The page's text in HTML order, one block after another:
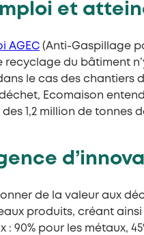
et
AGEC (Anti-Gaspillage
recyclage du bâtiment
le cas des chantiers
déchet, Ecomaison
des 1,2 million de
de la valeur aux
produits, créant
90% pour les métaux,